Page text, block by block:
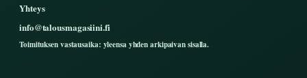
Yhteys
info@talousmagasiini.fi
Toimituksen vastausaika: yleensa yhden arkipaivan sisalla.